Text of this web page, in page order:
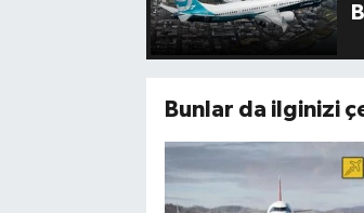
Bunlar da ilginizi